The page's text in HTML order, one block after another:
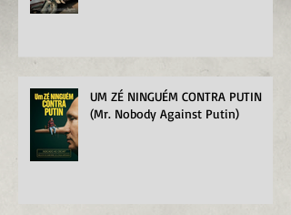
UM ZÉ NINGUÉM CONTRA PUTIN
(Mr. Nobody Against Putin)